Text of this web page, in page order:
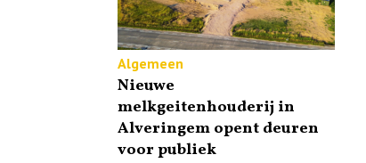
Algemeen
Nieuwe
melkgeitenhouderij in
Alveringem opent deuren
voor publiek